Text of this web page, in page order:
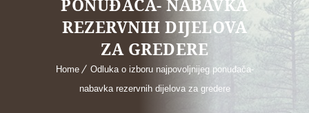
PONUĐAČA- NABAVKA
REZERVNIH DIJELOVA
ZA GREDERE
Home
Odluka o izboru najpovoljnijeg ponuđača-
nabavka rezervnih dijelova za gredere